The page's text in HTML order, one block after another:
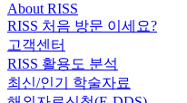
About RISS
RISS 처음 방문 이세요?
고객센터
RISS 활용도 분석
최신/인기 학술자료